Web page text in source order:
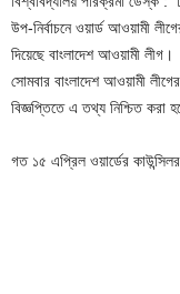
উপ-নির্বাচনে ওয়ার্ড আওয়ামী
দিয়েছে বাংলাদেশ আওয়ামী লীগ।
সোমবার বাংলাদেশ আওয়ামী
বিজ্ঞপ্তিতে এ তথ্য নিশ্চিত করা
গত ১৫ এপ্রিল ওয়ার্ডের